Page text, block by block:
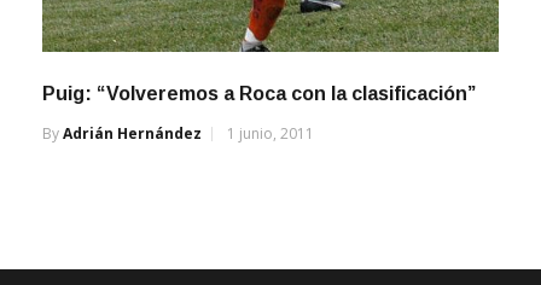
Puig: “Volveremos a Roca con la clasificación”
ByAdrián Hernández 1 junio, 2011